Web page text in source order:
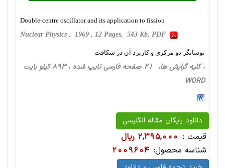
Double-centre oscillator and its application to fission
Nuclear Physics , 1969 , 12 Pages, 543 Kb, PDF
نوسانگر دو مرکزی و کاربرد آن در شکافت
، کلیه گرایش ها، 21 صفحه فارسی تایپ شده ، 893 کیلو بایت
WORD
دانلود رایگان مقاله انگلیسی
قیمت : 2,395,000 ریال
شناسه محصول: 2009604